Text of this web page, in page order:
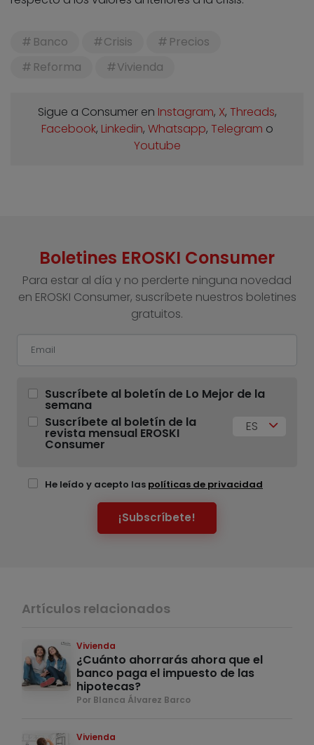
Banco Crisis
Precios
Reforma
Vivienda
Sigue a Consumer en Instagram, X, Threads,
Facebook, Linkedin, Whatsapp, Telegram o
Youtube
Boletines EROSKI Consumer
Para estar al día y no perderte ninguna novedad
en EROSKI Consumer, suscríbete nuestros boletines
gratuitos.
Suscríbete al boletín de Lo Mejor de la
semana
Suscríbete al boletín de la
revista mensual EROSKI
Consumer
ES
He leído y acepto las políticas de privacidad
¡Subscríbete!
Artículos relacionados
Vivienda
¿Cuánto ahorrarás ahora que el
banco paga el impuesto de las
hipotecas?
Por Blanca Álvarez Barco
Vivienda